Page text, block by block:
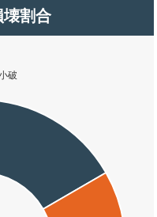
壊割合